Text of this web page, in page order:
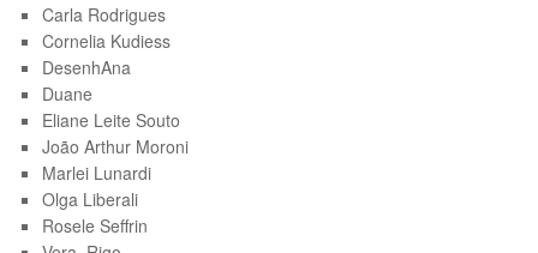
Carla Rodrigues
Cornelia Kudiess
DesenhAna
Duane
Eliane Leite Souto
João Arthur Moroni
Marlei Lunardi
Olga Liberali
Rosele Seffrin